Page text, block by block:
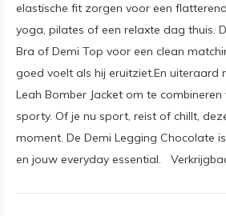
elastische fit zorgen voor een
yoga, pilates of een relaxte dag thuis.
Bra of Demi Top voor een clean
goed voelt als hij eruitziet.En uiteraard
Leah Bomber Jacket om te
sporty. Of je nu sport, reist of chillt,
moment. De Demi Legging Chocolate
en jouw everyday essential.